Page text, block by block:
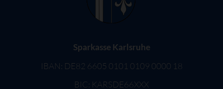
Sparkasse Karlsruhe
IBAN: DE82 6605 0101 0109 0000 18
BIC: KARSDE66XXX